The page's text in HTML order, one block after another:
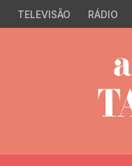
TELEVISÃO RÁDIO